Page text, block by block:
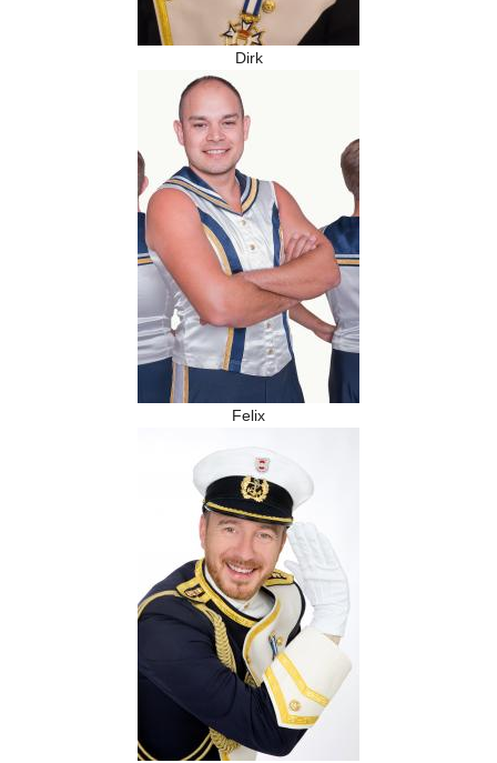
Dirk
Felix